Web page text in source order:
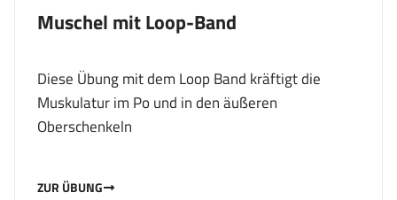
Muschel mit Loop-Band
Diese Übung mit dem Loop Band kräftigt die
Muskulatur im Po und in den äußeren
Oberschenkeln
ZUR ÜBUNG